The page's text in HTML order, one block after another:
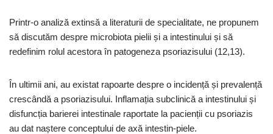
Printr-o analiză extinsă a literaturii de specialitate, ne propunem
să discutăm despre microbiota pielii și a intestinului și să
redefinim rolul acestora în patogeneza psoriazisului (12,13).
În ultimii ani, au existat rapoarte despre o incidență și prevalență
crescândă a psoriazisului. Inflamația subclinică a intestinului și
disfuncția barierei intestinale raportate la pacienții cu psoriazis
au dat naștere conceptului de axă intestin-piele.